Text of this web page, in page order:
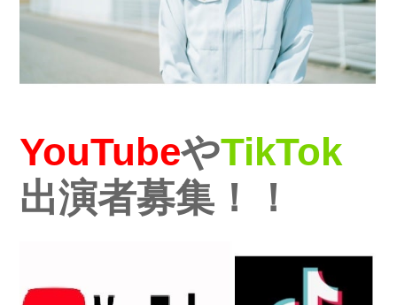
YouTubeやTikTok
出演者募集！！